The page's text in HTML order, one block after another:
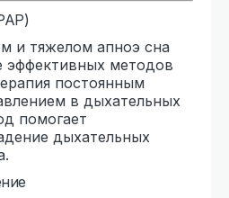
и тяжелом апноэ сна
эффективных методов
постоянным
в дыхательных
помогает
дыхательных